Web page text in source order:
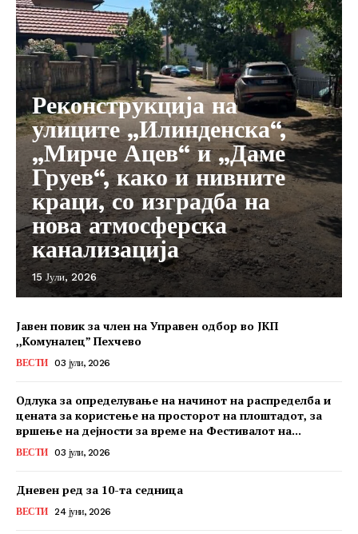
Реконструкција на
улиците „Илинденска“,
„Мирче Ацев“ и „Даме
Груев“, како и нивните
краци, со изградба на
нова атмосферска
канализација
15 Јули, 2026
Јавен повик за член на Управен одбор во ЈКП
,,Комуналец” Пехчево
ВЕСТИ 03 јули, 2026
Одлука за определување на начинот на распределба и
цената за користење на просторот на плоштадот, за
вршење на дејности за време на Фестивалот на...
ВЕСТИ 03 јули, 2026
Дневен ред за 10-та седница
ВЕСТИ 24 јуни, 2026